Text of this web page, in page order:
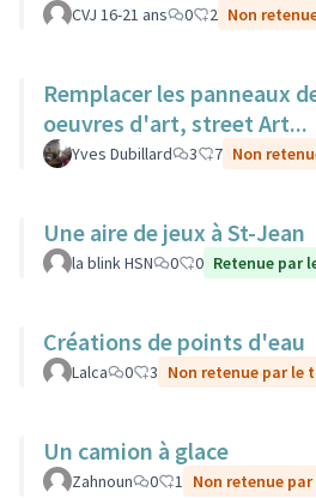
CVJ 16-21 ans 0 2 Non
Remplacer les panneaux
oeuvres d'art, street Art...
Yves Dubillard 3 7 Non
Une aire de jeux à St-Jean
la blink HSN 0 0 Retenue par
Créations de points d'eau
Lalca 0 3 Non retenue par le
Un camion à glace
Zahnoun 0 1 Non retenue